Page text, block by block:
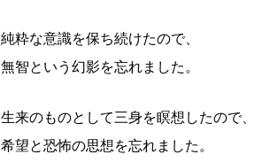
純粋な意識を保ち続けたので、
無智という幻影を忘れました。
生来のものとして三身を瞑想したので、
希望と恐怖の思想を忘れました。